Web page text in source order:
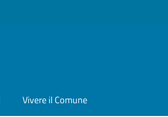
Vivere il Comune